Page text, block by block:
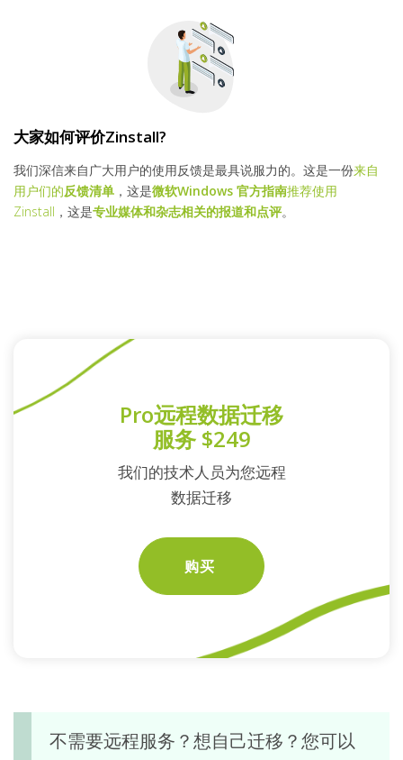
大家如何评价Zinstall?
我们深信来自广大用户的使用反馈是最具说服力的。这是一份来自
用户们的反馈清单 ，这是微软Windows 官方指南推荐使用
Zinstall ，这是专业媒体和杂志相关的报道和点评。
Pro远程数据迁移
服务 $249
我们的技术人员为您远程
数据迁移
购买
不需要远程服务？想自己迁移？您可以